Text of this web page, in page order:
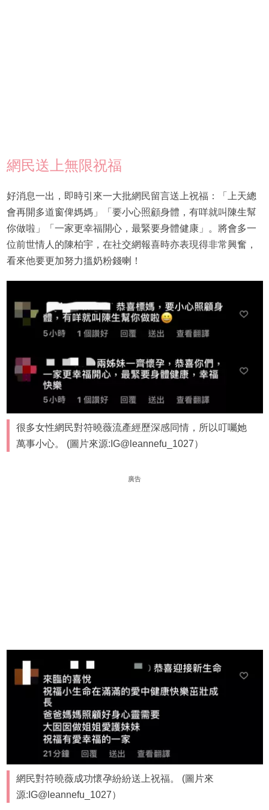
網民送上無限祝福
好消息一出，即時引來一大批網民留言送上祝福：「上天總
會再開多道窗俾媽媽」「要小心照顧身體，有咩就叫陳生幫
你做啦」「一家更幸福開心，最緊要身體健康」。將會多一
位前世情人的陳柏宇，在社交網報喜時亦表現得非常興奮，
看來他要更加努力搵奶粉錢喇！
很多女性網民對符曉薇流產經歷深感同情，所以叮囑她
萬事小心。 (圖片來源:IG@leannefu_1027）
廣告
網民對符曉薇成功懷孕紛紛送上祝福。 (圖片來
源:IG@leannefu_1027）